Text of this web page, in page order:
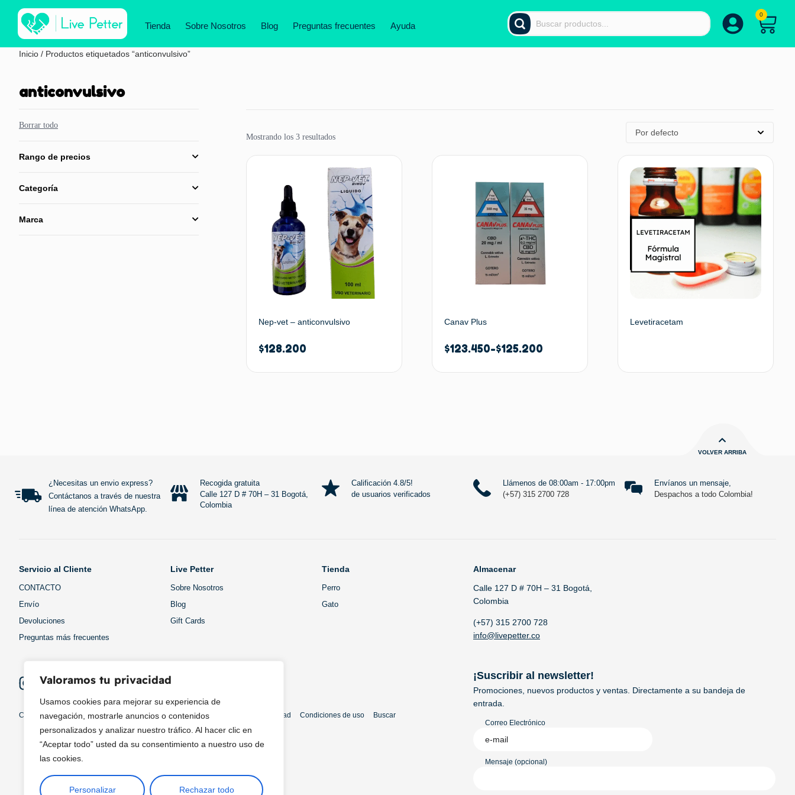
Valoramos tu privacidad
Usamos cookies para mejorar su experiencia de
navegación, mostrarle anuncios o contenidos
personalizados y analizar nuestro tráfico. Al hacer clic en
“Aceptar todo” usted da su consentimiento a nuestro uso de
las cookies.
Personalizar Rechazar todo
Tienda Sobre Nosotros Blog Preguntas frecuentes Ayuda
0
Inicio / Productos etiquetados “anticonvulsivo”
anticonvulsivo
Borrar todo
Rango de precios
Categoría
Marca
Mostrando los 3 resultados Por defecto
Nep-vet – anticonvulsivo
$128.200
Canav Plus
$123.450-$125.200
Levetiracetam
VOLVER ARRIBA
¿Necesitas un envio express?
Contáctanos a través de nuestra
línea de atención WhatsApp.
Recogida gratuita
Calle 127 D # 70H – 31 Bogotá,
Colombia
Calificación 4.8/5!
de usuarios verificados
Llámenos de 08:00am - 17:00pm
(+57) 315 2700 728
Envíanos un mensaje,
Despachos a todo Colombia!
Servicio al Cliente
CONTACTO
Envío
Devoluciones
Preguntas más frecuentes
Live Petter
Sobre Nosotros
Blog
Gift Cards
Tienda
Perro
Gato
Almacenar
Calle 127 D # 70H – 31 Bogotá,
Colombia
(+57) 315 2700 728
info@livepetter.co
Copyright © 2025 ¦ livepetter: Todos los derechos reservados. política de privacidad Condiciones de uso Buscar
¡Suscribir al newsletter!
Promociones, nuevos productos y ventas. Directamente a su bandeja de
entrada.
Correo Electrónico
Mensaje (opcional)